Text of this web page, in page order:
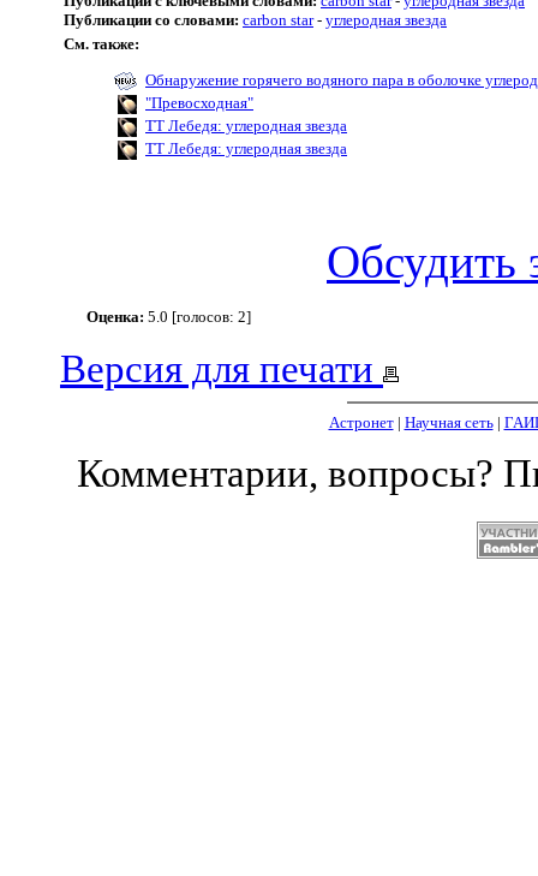
Публикации со словами: carbon star- углеродная звезда
См. также:
Обнаружение горячего водяного пара в оболочке
"Превосходная"
TT Лебедя: углеродная звезда
TT Лебедя: углеродная звезда
Обсудить
Оценка: 5.0 [голосов: 2]
Версия для печати
Астронет| Научная сеть|
Комментарии, вопросы?